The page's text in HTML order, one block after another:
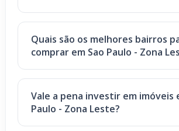
Quais são os melhores bairros
comprar em Sao Paulo - Zona
Vale a pena investir em imóveis
Paulo - Zona Leste?